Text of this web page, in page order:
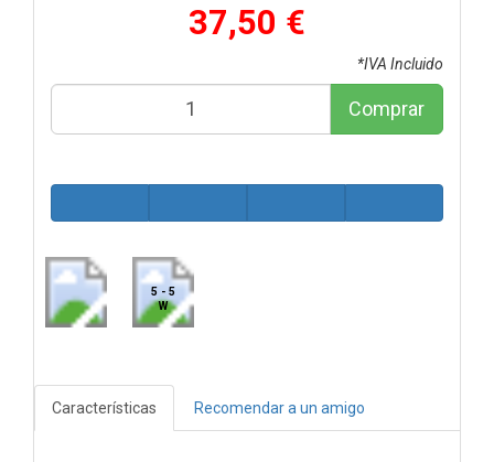
37,50 €
*IVA Incluido
Comprar
5 - 5
W
Características Recomendar a un amigo